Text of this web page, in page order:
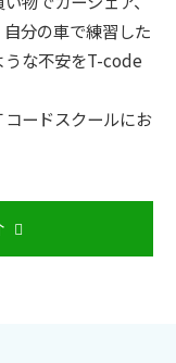
分の車で練習した
うな不安をT-code
ードスクールにお